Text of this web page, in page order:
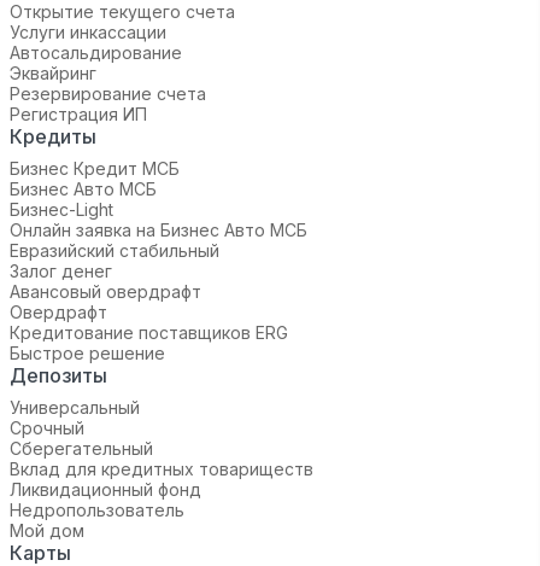
Открытие текущего счета
Услуги инкассации
Автосальдирование
Эквайринг
Резервирование счета
Регистрация ИП
Кредиты
Бизнес Кредит МСБ
Бизнес Авто МСБ
Бизнес-Light
Онлайн заявка на Бизнес Авто МСБ
Евразийский стабильный
Залог денег
Авансовый овердрафт
Овердрафт
Кредитование поставщиков ERG
Быстрое решение
Депозиты
Универсальный
Срочный
Сберегательный
Вклад для кредитных товариществ
Ликвидационный фонд
Недропользователь
Мой дом
Карты